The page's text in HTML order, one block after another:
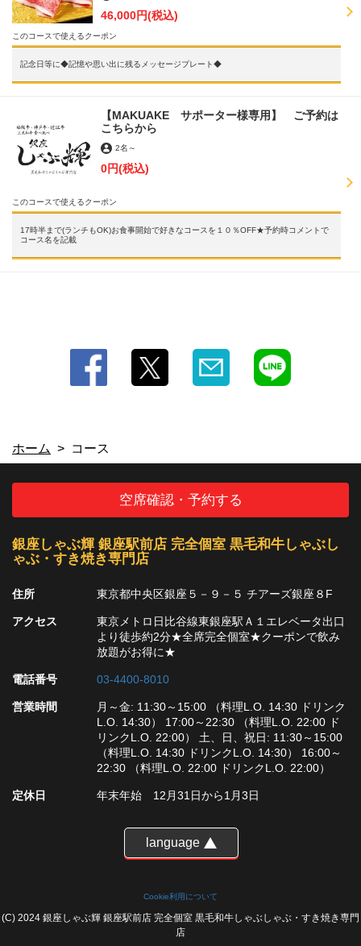
46,000円(税込)
このコースで使えるクーポン
記念日等に◆記憶や思い出に残るメッセージプレート◆
【MAKUAKE サポーター様専用】 ご予約は
こちらから
2名 ～
0円(税込)
このコースで使えるクーポン
17時半まで(ランチもOK)お食事開始で好きなコースを１０％OFF★予約時コメントで
コース名を記載
ホーム コース
空席確認・予約する
銀座しゃぶ輝 銀座駅前店 完全個室 黒毛和牛しゃぶし
ゃぶ・すき焼き専門店
住所 東京都中央区銀座５－９－５ チアーズ銀座８F
アクセス
東京メトロ日比谷線東銀座駅Ａ１エレベータ出口
より徒歩約2分★全席完全個室★クーポンで飲み
放題がお得に★
電話番号 03-4400-8010
営業時間
月～金: 11:30～15:00 （料理L.O. 14:30 ドリンク
L.O. 14:30） 17:00～22:30 （料理L.O. 22:00 ド
リンクL.O. 22:00） 土、日、祝日: 11:30～15:00
（料理L.O. 14:30 ドリンクL.O. 14:30） 16:00～
22:30 （料理L.O. 22:00 ドリンクL.O. 22:00）
定休日 年末年始 12月31日から1月3日
language
Cookie利用について
(C) 2024 銀座しゃぶ輝 銀座駅前店 完全個室 黒毛和牛しゃぶしゃぶ・すき焼き専門
店